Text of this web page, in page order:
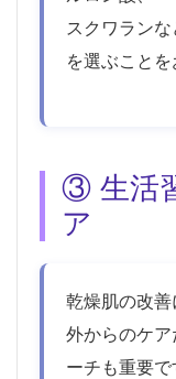
スクワラン
を選ぶことを
③ 生活
ア
乾燥肌の改善
外からのケア
ーチも重要で